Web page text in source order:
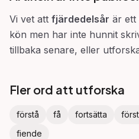
Vi vet att fjärdedelsår är ett
kön men har inte hunnit
tillbaka senare, eller
Fler ord att utforska
förstå få fortsätta
fiende